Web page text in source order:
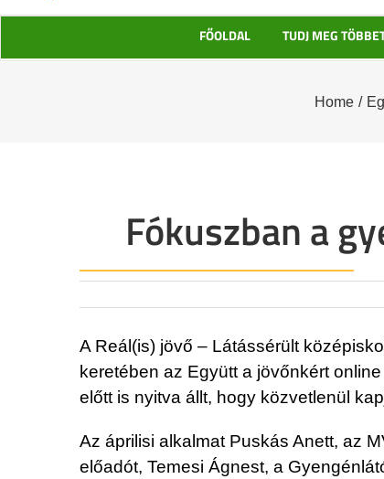
FŐOLDAL TUDJ MEG
Home /
Fókuszban a
A Reál(is) jövő – Látássérült
keretében az Együtt a jövőnkért
előtt is nyitva állt, hogy közvetlenül
Az áprilisi alkalmat Puskás Anett, az
előadót, Temesi Ágnest, a